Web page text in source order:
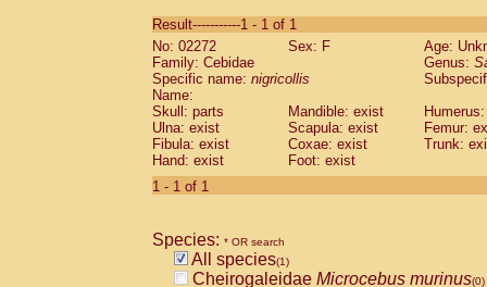
CebidaeSaguinus labiatus(0)
Cebidae Saguinus leucopus (0)
Cebidae
CebidaeSaguinus mystax
Cebidae Saguinus nigricollis (1)
Cebidae Saguinus oedipus
Cebidae Saguinus weddelli
Cebidae Saguinusspp.
Cebidae
CebidaeCebus capucinus
CebidaeCebus nigrivittatus
CebidaeCebus spp.
Result-----------1 - 1 of 1
No: 02272
Sex: F
Age:
Family: Cebidae
Genus:
Specific name: nigricollis
Name:
Skull: parts
Mandible: exist
Ulna: exist
Scapula: exist
Femur:
Fibula: exist
Coxae: exist
Trunk:
Hand: exist
Foot: exist
1 - 1 of 1
Species: * OR search
All species(1)
Cheirogaleidae Microcebus murinus(0)